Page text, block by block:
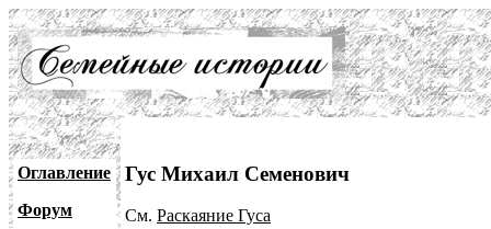
Оглавление
Форум
Гус Михаил Семенович
См. Раскаяние Гуса